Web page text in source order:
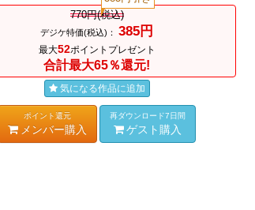
770円(税込)
デジケ特価(税込)： 385円
最大52ポイントプレゼント
合計最大65％還元!
気になる作品に追加
ポイント還元
メンバー購入
再ダウンロード7日間
ゲスト購入